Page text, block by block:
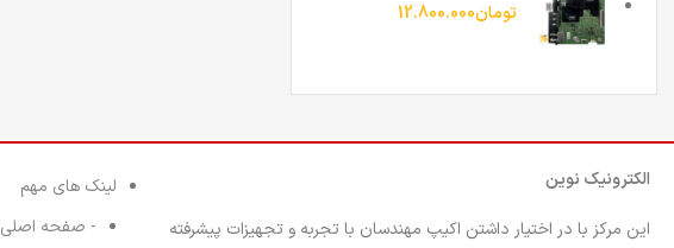
تومان12.800.000
الکترونیک نوین
این مرکز با در اختیار داشتن اکیپ مهندسان با تجربه و تجهیزات پیشرفته
لینک های مهم
- صفحه اصلی